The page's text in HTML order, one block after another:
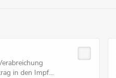
in den Impf...